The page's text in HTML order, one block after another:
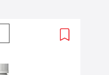
Add